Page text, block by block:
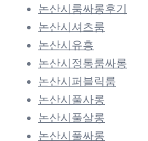
논산시룸싸롱후기
논산시셔츠룸
논산시유흥
논산시정통룸싸롱
논산시퍼블릭룸
논산시풀사롱
논산시풀살롱
논산시풀싸롱